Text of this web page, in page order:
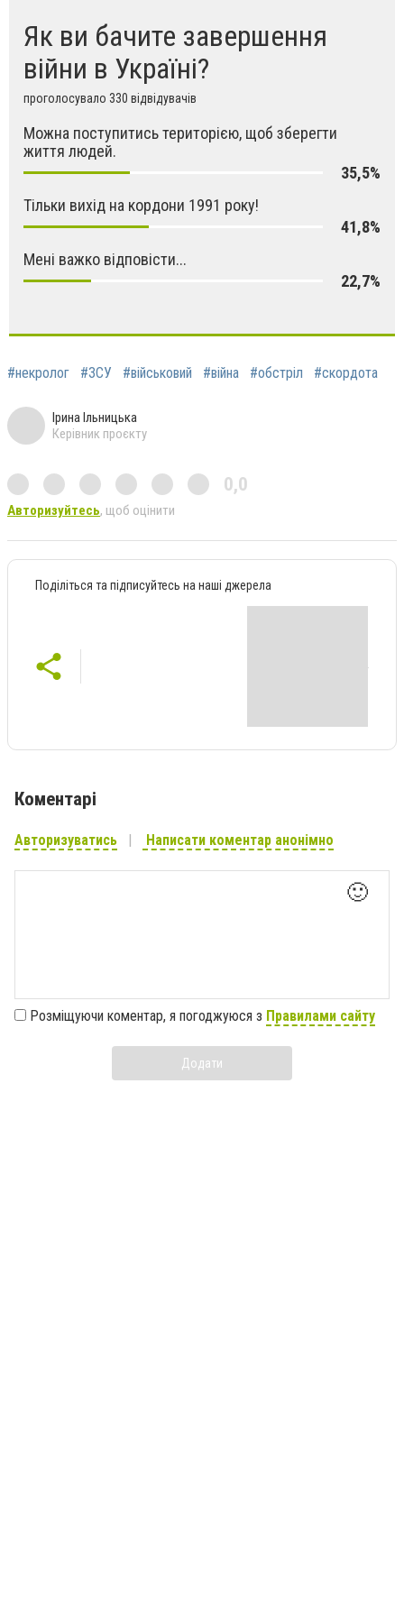
Як ви бачите завершення
війни в Україні?
проголосувало 330 відвідувачів
Можна поступитись територією, щоб зберегти
життя людей.
35,5%
Тільки вихід на кордони 1991 року!
41,8%
Мені важко відповісти...
22,7%
#некролог #ЗСУ #військовий #війна #обстріл #скордота
Ірина Ільницька
Керівник проєкту
0,0
Авторизуйтесь, щоб оцінити
Поділіться та підписуйтесь на наші джерела
Коментарі
Авторизуватись Написати коментар анонімно
🙂
Розміщуючи коментар, я погоджуюся з Правилами сайту
Додати